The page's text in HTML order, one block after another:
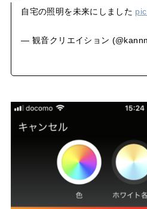
自宅の照明を未来にしました
— 観音クリエイション